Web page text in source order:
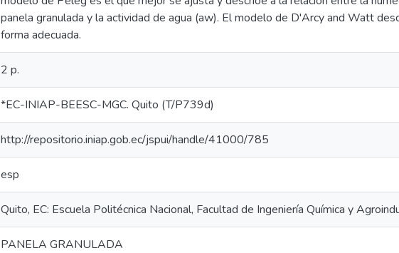
panela granulada y la actividad de agua (aw). El modelo de D'Arcy and Watt
forma adecuada.
2 p.
*EC-INIAP-BEESC-MGC. Quito (T/P739d)
http://repositorio.iniap.gob.ec/jspui/handle/41000/785
esp
Quito, EC: Escuela Politécnica Nacional, Facultad de Ingeniería Química y
PANELA GRANULADA